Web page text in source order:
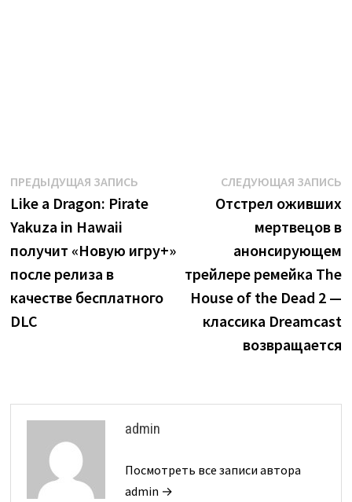
Навигация
по
записям
ПРЕДЫДУЩАЯ ЗАПИСЬПредыдущая
запись:
Like a Dragon: Pirate
Yakuza in Hawaii
получит «Новую игру+»
после релиза в
качестве бесплатного
DLC
СЛЕДУЮЩАЯ ЗАПИСЬ
Отстрел оживших
мертвецов в
анонсирующем
трейлере ремейка The
House of the Dead 2 —
классика Dreamcast
возвращается
admin
Посмотреть все записи автора
admin →